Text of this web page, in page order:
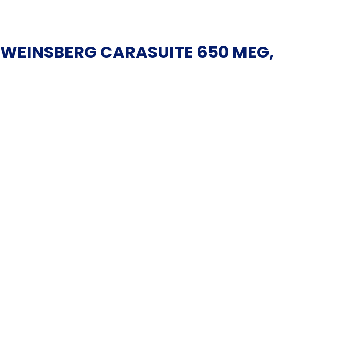
WEINSBERG CARASUITE 650 MEG,